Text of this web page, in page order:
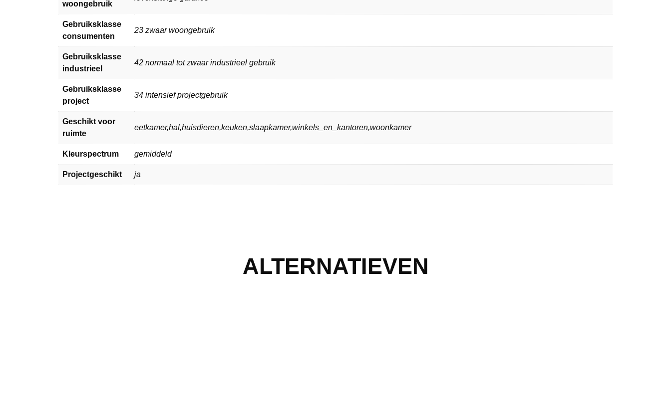
woongebruik
Gebruiksklasse
consumenten
23 zwaar woongebruik
Gebruiksklasse
industrieel
42 normaal tot zwaar industrieel gebruik
Gebruiksklasse
project
34 intensief projectgebruik
Geschikt voor
ruimte
eetkamer,hal,huisdieren,keuken,slaapkamer,winkels_en_kantoren,woonkamer
Kleurspectrum gemiddeld
Projectgeschikt ja
ALTERNATIEVEN